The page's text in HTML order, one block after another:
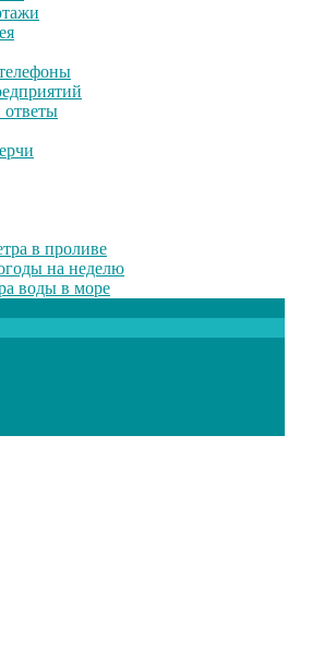
в проливе
на неделю
воды в море